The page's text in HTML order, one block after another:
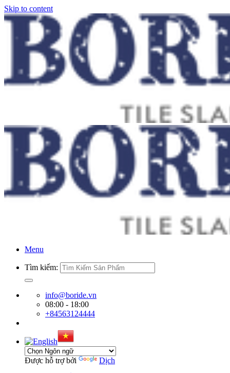
Skip to content
Menu
Tìm kiếm:
info@boride.vn
08:00 - 18:00
+84563124444
Được hỗ trợ bởi
Dịch